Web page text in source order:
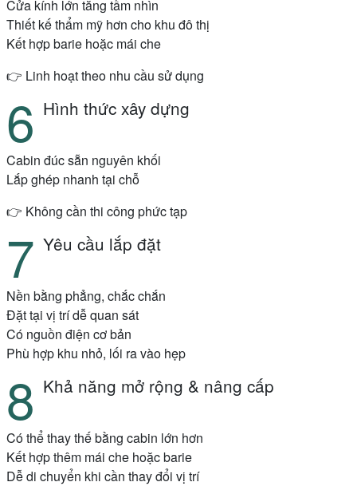
Cửa kính lớn tăng tầm nhìn
Thiết kế thẩm mỹ hơn cho khu đô thị
Kết hợp barie hoặc mái che
👉 Linh hoạt theo nhu cầu sử dụng
Hình thức xây dựng
Cabin đúc sẵn nguyên khối
Lắp ghép nhanh tại chỗ
👉 Không cần thi công phức tạp
Yêu cầu lắp đặt
Nền bằng phẳng, chắc chắn
Đặt tại vị trí dễ quan sát
Có nguồn điện cơ bản
Phù hợp khu nhỏ, lối ra vào hẹp
Khả năng mở rộng & nâng cấp
Có thể thay thế bằng cabin lớn hơn
Kết hợp thêm mái che hoặc barie
Dễ di chuyển khi cần thay đổi vị trí